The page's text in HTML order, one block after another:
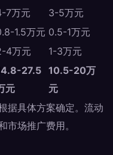
7万元
3-5万元
1.5万元 0.5-1万元
4万元 1-3万元
27.5
元
10.5-20万
元
据具体方案确定。流动
市场推广费用。